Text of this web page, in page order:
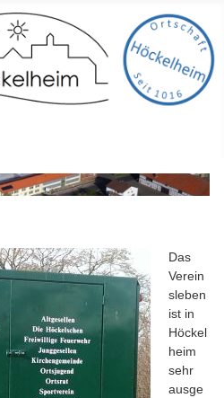
Das
Verein
sleben
ist in
Höckel
heim
sehr
ausge